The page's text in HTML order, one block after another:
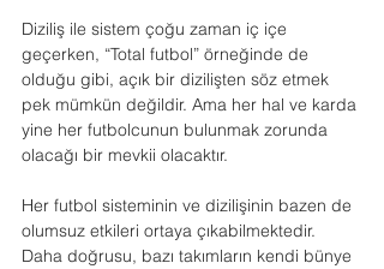
Diziliş ile sistem çoğu zaman iç içe
geçerken, “Total futbol” örneğinde de
olduğu gibi, açık bir dizilişten söz etmek
pek mümkün değildir. Ama her hal ve karda
yine her futbolcunun bulunmak zorunda
olacağı bir mevkii olacaktır.
Her futbol sisteminin ve dizilişinin bazen de
olumsuz etkileri ortaya çıkabilmektedir.
Daha doğrusu, bazı takımların kendi bünye